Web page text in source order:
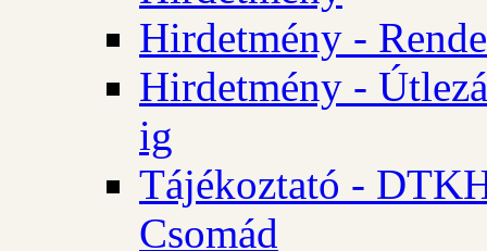
Hirdetmény -
Hirdetmény -
ig
Tájékoztató -
Csomád